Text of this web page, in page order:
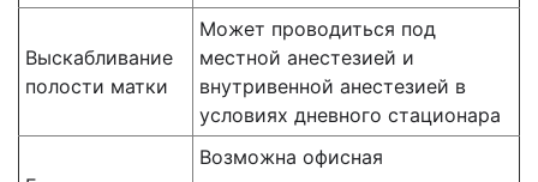
Выскабливание
полости матки
Может проводиться под
местной анестезией и
внутривенной анестезией в
условиях дневного стационара
Возможна офисная